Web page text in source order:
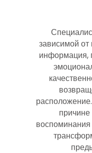
зависимой
информация,